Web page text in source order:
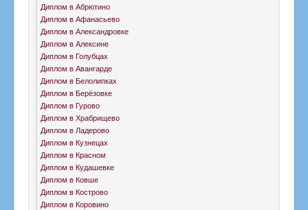
Диплом в Абрютино
Диплом в Афанасьево
Диплом в Александровке
Диплом в Алексине
Диплом в Голубцах
Диплом в Авангарде
Диплом в Белолипках
Диплом в Берёзовке
Диплом в Гурово
Диплом в Храбрищево
Диплом в Ладерово
Диплом в Кузнецах
Диплом в Красном
Диплом в Кудашевке
Диплом в Ковше
Диплом в Кострово
Диплом в Коровино